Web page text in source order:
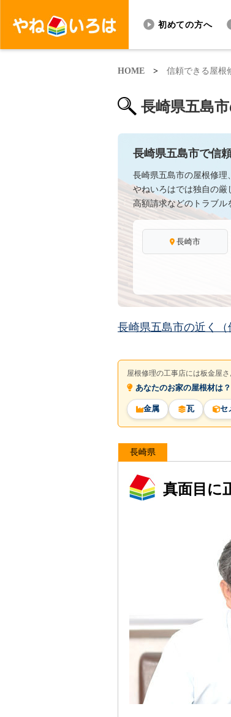
初めての方へ
HOME > 信頼できる屋根
長崎県五島
長崎県五島市で信
長崎県五島市の屋根修理
やねいろはでは独自の厳
高額請求などのトラブル
長崎市
長崎県五島市の近く
屋根修理の工事店には板金屋
あなたのお家の屋根材は？
金属 瓦 セ
長崎県
真面目に